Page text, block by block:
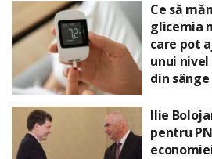
Ce să
glicemia
care pot
unui
din
Ilie
pentru